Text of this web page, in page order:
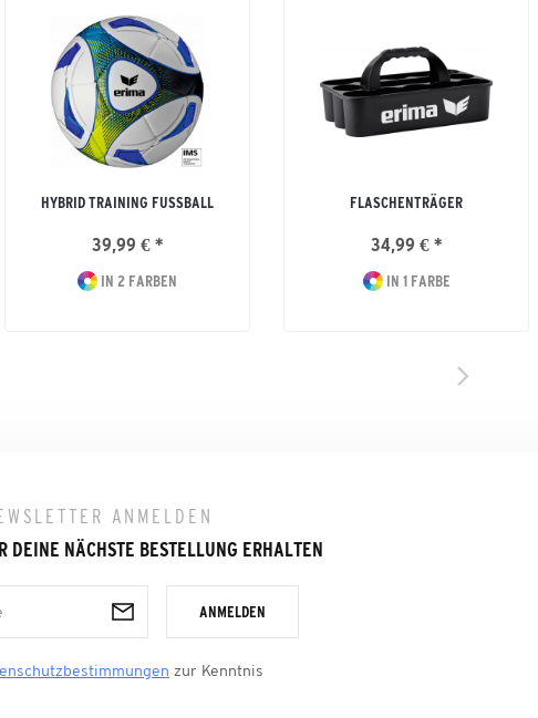
HYBRID TRAINING FUSSBALL
39,99 € *
IN 2 FARBEN
FLASCHENTRÄGER
34,99 € *
IN 1 FARBE
ANMELDEN
DEINE NÄCHSTE BESTELLUNG ERHALTEN
ANMELDEN
zur Kenntnis